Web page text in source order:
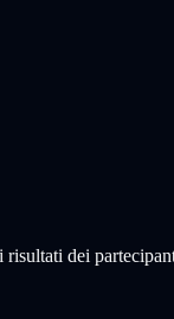
risultati dei